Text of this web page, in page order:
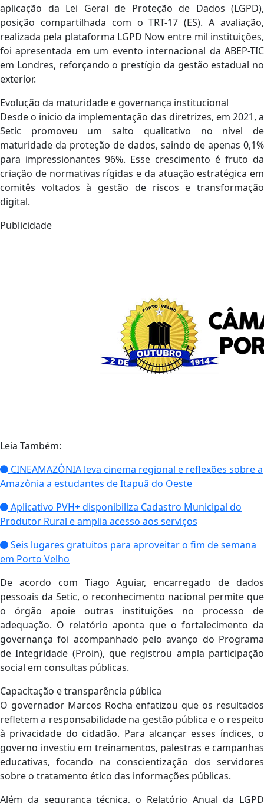
aplicação da Lei Geral de Proteção de Dados (LGPD),
posição compartilhada com o TRT-17 (ES). A avaliação,
realizada pela plataforma LGPD Now entre mil instituições,
foi apresentada em um evento internacional da ABEP-TIC
em Londres, reforçando o prestígio da gestão estadual no
exterior.
Evolução da maturidade e governança institucional
Desde o início da implementação das diretrizes, em 2021, a
Setic promoveu um salto qualitativo no nível de
maturidade da proteção de dados, saindo de apenas 0,1%
para impressionantes 96%. Esse crescimento é fruto da
criação de normativas rígidas e da atuação estratégica em
comitês voltados à gestão de riscos e transformação
digital.
Publicidade
Leia Também:
CINEAMAZÔNIA leva cinema regional e reflexões sobre a
Amazônia a estudantes de Itapuã do Oeste
Aplicativo PVH+ disponibiliza Cadastro Municipal do
Produtor Rural e amplia acesso aos serviços
Seis lugares gratuitos para aproveitar o fim de semana
em Porto Velho
De acordo com Tiago Aguiar, encarregado de dados
pessoais da Setic, o reconhecimento nacional permite que
o órgão apoie outras instituições no processo de
adequação. O relatório aponta que o fortalecimento da
governança foi acompanhado pelo avanço do Programa
de Integridade (Proin), que registrou ampla participação
social em consultas públicas.
Capacitação e transparência pública
O governador Marcos Rocha enfatizou que os resultados
refletem a responsabilidade na gestão pública e o respeito
à privacidade do cidadão. Para alcançar esses índices, o
governo investiu em treinamentos, palestras e campanhas
educativas, focando na conscientização dos servidores
sobre o tratamento ético das informações públicas.
Além da segurança técnica, o Relatório Anual da LGPD